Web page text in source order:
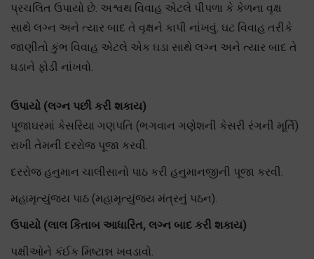
પ્રચલિત ઉપાયો છે. અશ્વથ વિવાહ એટલે પીપળા કે કેળના વૃક્ષ
સાથે લગ્ન અને ત્યાર બાદ તે વૃક્ષને કાપી નાંખવું. ઘટ વિવાહ તરીકે
જાણીતો કુંભ વિવાહ એટલે એક ઘડા સાથે લગ્ન અને ત્યાર બાદ તે
ઘડાને ફોડી નાંખવો.
ઉપાયો (લગ્ન પછી કરી શકાય)
પૂજાઘરમાં કેસરિયા ગણપતિ (ભગવાન ગણેશની કેસરી રંગની મૂર્તિ)
રાખી તેમની દરરોજ પૂજા કરવી.
દરરોજ હનુમાન ચાલીસાનો પાઠ કરી હનુમાનજીની પૂજા કરવી.
મહામૃત્યુંજય પાઠ (મહામૃત્યુંજય મંત્રનું પઠન).
ઉપાયો (લાલ કિતાબ આધારિત, લગ્ન બાદ કરી શકાય)
પક્ષીઓને કંઈક મિષ્ટાન્ન ખવડાવો.